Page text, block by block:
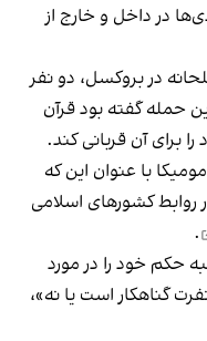
در داخل و خارج از
در بروکسل، دو نفر
حمله گفته بود قرآن
برای آن قربانی کند.
با عنوان این که
روابط کشورهای اسلامی
.
حکم خود را در مورد
گناهکار است یا نه»،